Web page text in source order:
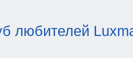
любителей